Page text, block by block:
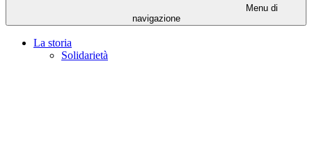
Menu di
navigazione
La storia
Solidarietà